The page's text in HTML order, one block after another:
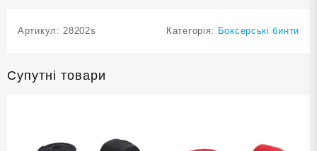
Артикул:28202s Категорія: Боксерські бинти
Супутні товари